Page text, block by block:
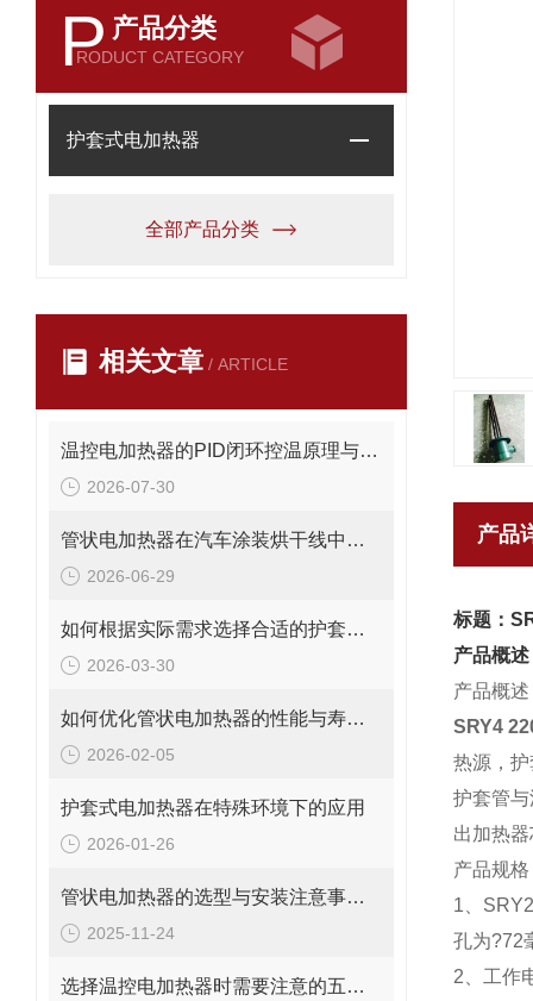
P 产品分类
RODUCT CATEGORY
护套式电加热器
全部产品分类
相关文章 / ARTICLE
温控电加热器的PID闭环控温原理与结构设计详解
2026-07-30
管状电加热器在汽车涂装烘干线中的应用与能耗优化
2026-06-29
如何根据实际需求选择合适的护套式电加热器
2026-03-30
如何优化管状电加热器的性能与寿命？
2026-02-05
护套式电加热器在特殊环境下的应用
2026-01-26
管状电加热器的选型与安装注意事项说明
2025-11-24
选择温控电加热器时需要注意的五大要点
产品
标题：
产品概述
产品概述
SRY4
热源，
护套管
出加热
产品规格
1、
孔为?72
2、工作